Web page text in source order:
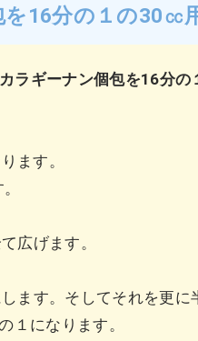
16分の１の30㏄
ラギーナン個包を16分
ます。
広げます。
ます。そしてそれを更に
１になります。